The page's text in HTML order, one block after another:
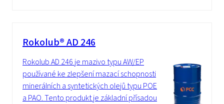
Rokolub® AD 246
Rokolub AD 246 je mazivo typu AW/EP
používané ke zlepšení mazací schopnosti
minerálních a syntetických olejů typu POE
a PAO. Tento produkt je základní přísadou